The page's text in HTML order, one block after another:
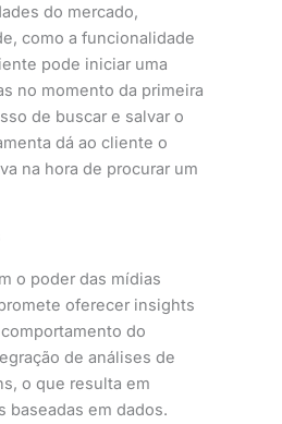
do mercado,
como a funcionalidade
pode iniciar uma
no momento da primeira
de buscar e salvar o
dá ao cliente o
na hora de procurar um
o poder das mídias
oferecer insights
do
de análises de
o que resulta em
baseadas em dados.